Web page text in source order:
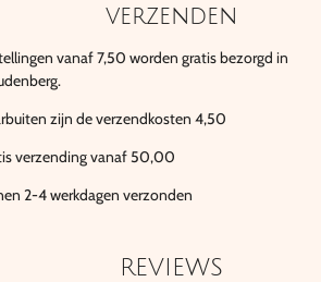
verzenden
vanaf 7,50 worden gratis bezorgd in
zijn de verzendkosten 4,50
verzending vanaf 50,00
2-4 werkdagen verzonden
REVIEWS